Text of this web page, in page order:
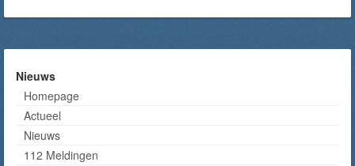
Nieuws
Homepage
Actueel
Nieuws
112 Meldingen